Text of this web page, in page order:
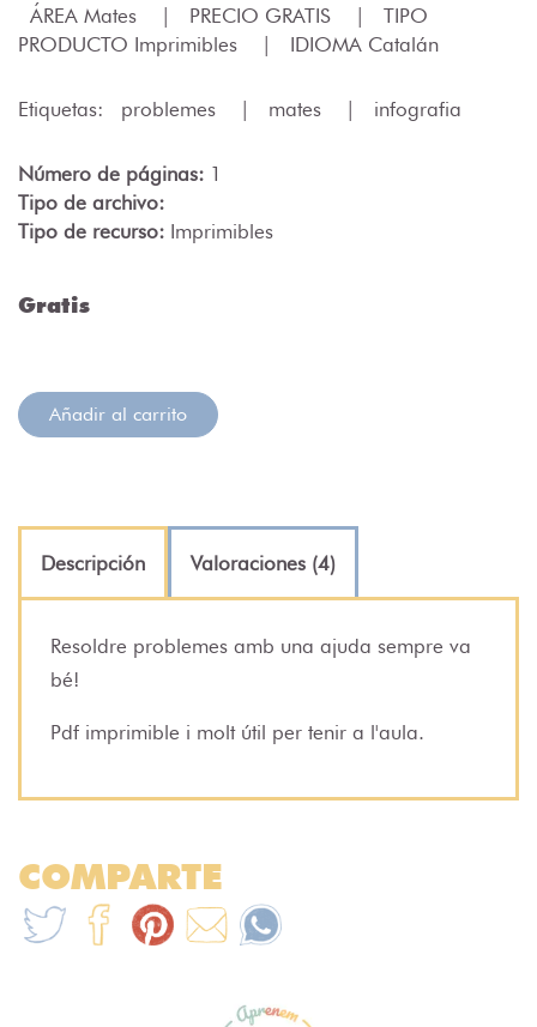
ÁREA Mates
| PRECIO GRATIS |
TIPO
PRODUCTO Imprimibles
| IDIOMA Catalán
Etiquetas: problemes | mates | infografia
Número de páginas: 1
Tipo de archivo:
Tipo de recurso: Imprimibles
Gratis
Añadir al carrito
Descripción Valoraciones (4)
Resoldre problemes amb una ajuda sempre va
bé!
Pdf imprimible i molt útil per tenir a l'aula.
COMPARTE